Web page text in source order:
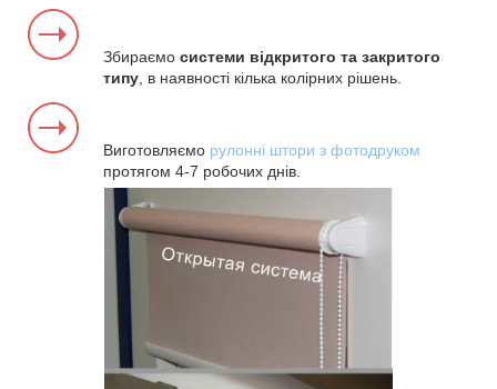
Збираємо системи відкритого та закритого
типу, в наявності кілька колірних рішень.
Виготовляємо рулонні штори з фотодруком
протягом 4-7 робочих днів.